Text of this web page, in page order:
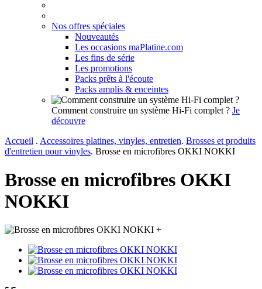
Nos offres spéciales
Nouveautés
Les occasions maPlatine.com
Les fins de série
Les promotions
Packs prêts à l'écoute
Packs amplis & enceintes
Comment construire un système Hi-Fi complet ? Je
découvre
Accueil . Accessoires platines, vinyles, entretien. Brosses et produits
d'entretien pour vinyles. Brosse en microfibres OKKI NOKKI
Brosse en microfibres OKKI
NOKKI
+